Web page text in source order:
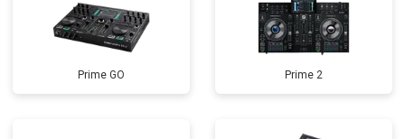
Prime GO Prime 2